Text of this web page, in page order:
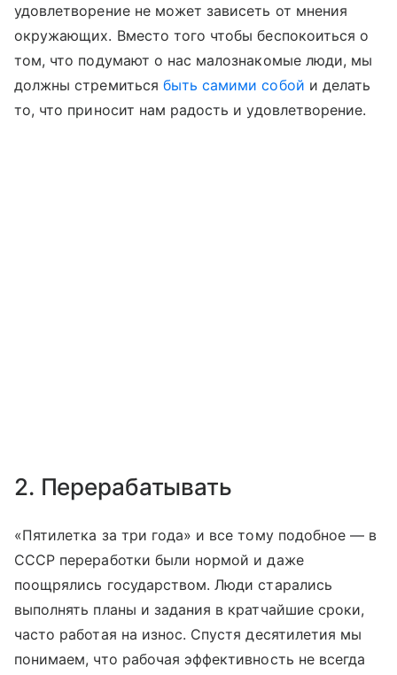
удовлетворение не может зависеть от мнения
окружающих. Вместо того чтобы беспокоиться о
том, что подумают о нас малознакомые люди, мы
должны стремиться быть самими собой и делать
то, что приносит нам радость и удовлетворение.
2. Перерабатывать
«Пятилетка за три года» и все тому подобное — в
СССР переработки были нормой и даже
поощрялись государством. Люди старались
выполнять планы и задания в кратчайшие сроки,
часто работая на износ. Спустя десятилетия мы
понимаем, что рабочая эффективность не всегда